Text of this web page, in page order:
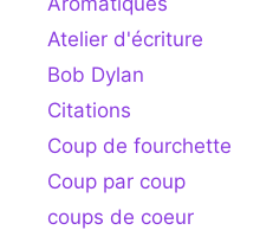
Atelier d'écriture
Bob Dylan
Citations
Coup de fourchette
Coup par coup
coups de coeur